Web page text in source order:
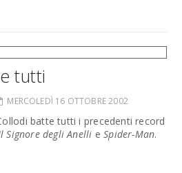
tutti
MERCOLEDÌ 16 OTTOBRE 2002
batte tutti i precedenti record
Signore degli Anelli eSpider-Man.